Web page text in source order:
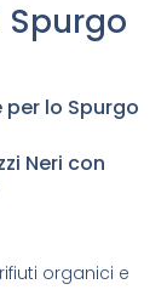
Spurgo
lo Spurgo
Neri con
organici e